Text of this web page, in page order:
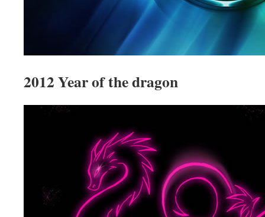
2012 Year of the dragon